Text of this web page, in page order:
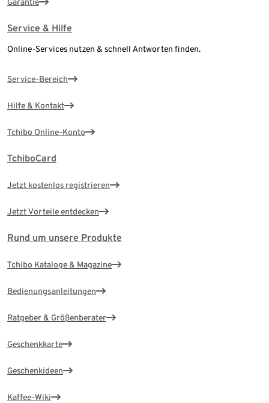
Garantie
Service & Hilfe
Online-Services nutzen & schnell Antworten finden.
Service-Bereich
Hilfe & Kontakt
Tchibo Online-Konto
TchiboCard
Jetzt kostenlos registrieren
Jetzt Vorteile entdecken
Rund um unsere Produkte
Tchibo Kataloge & Magazine
Bedienungsanleitungen
Ratgeber & Größenberater
Geschenkkarte
Geschenkideen
Kaffee-Wiki